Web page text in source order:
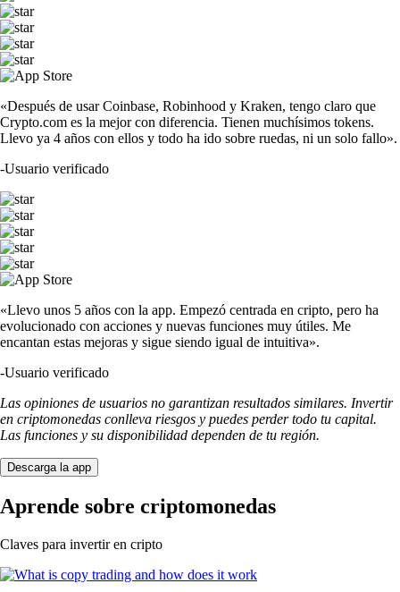
«Después de usar Coinbase, Robinhood y Kraken, tengo claro que
Crypto.com es la mejor con diferencia. Tienen muchísimos tokens.
Llevo ya 4 años con ellos y todo ha ido sobre ruedas, ni un solo fallo».
-Usuario verificado
«Llevo unos 5 años con la app. Empezó centrada en cripto, pero ha
evolucionado con acciones y nuevas funciones muy útiles. Me
encantan estas mejoras y sigue siendo igual de intuitiva».
-Usuario verificado
Las opiniones de usuarios no garantizan resultados similares. Invertir
en criptomonedas conlleva riesgos y puedes perder todo tu capital.
Las funciones y su disponibilidad dependen de tu región.
Descarga la app
Aprende sobre criptomonedas
Claves para invertir en cripto